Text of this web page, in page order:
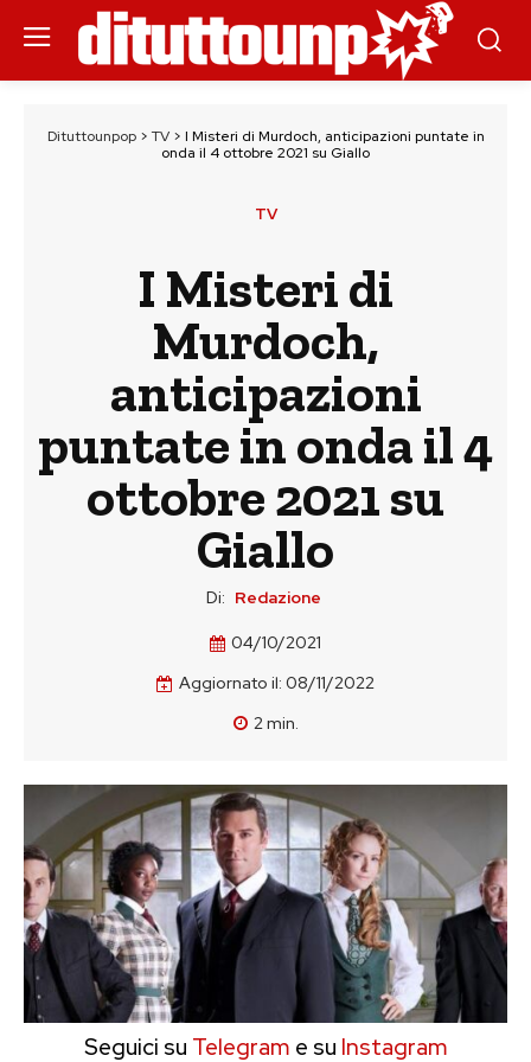
Dituttounpop> TV> I Misteri di Murdoch, anticipazioni puntate in
onda il 4 ottobre 2021 su Giallo
TV
I Misteri di
Murdoch,
anticipazioni
puntate in onda il 4
ottobre 2021 su
Giallo
Di: Redazione
04/10/2021
Aggiornato il: 08/11/2022
2min.
Seguici su Telegram e su Instagram